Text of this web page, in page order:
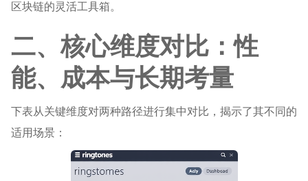
区块链的灵活工具箱。
二、核心维度对比：性
能、成本与长期考量
下表从关键维度对两种路径进行集中对比，揭示了其不同的
适用场景：